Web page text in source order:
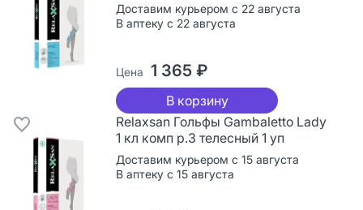
Доставим курьером с 22 августа
В аптеку с 22 августа
Цена 1 365 ₽
В корзину
Relaxsan Гольфы Gambaletto Lady
1 кл комп р.3 телесный 1 уп
Доставим курьером с 15 августа
В аптеку с 15 августа